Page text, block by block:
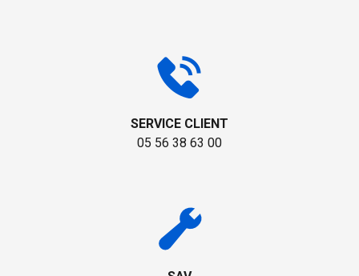
SERVICE CLIENT
05 56 38 63 00